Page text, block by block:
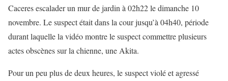
Caceres escalader un mur de jardin à 02h22 le dimanche 10
novembre. Le suspect était dans la cour jusqu’à 04h40, période
durant laquelle la vidéo montre le suspect commettre plusieurs
actes obscènes sur la chienne, une Akita.
Pour un peu plus de deux heures, le suspect violé et agressé